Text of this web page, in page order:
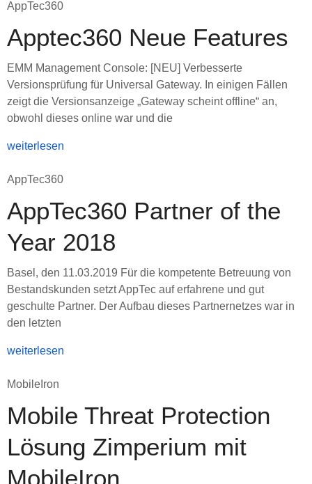
AppTec360
Apptec360 Neue Features
EMM Management Console: [NEU] Verbesserte
Versionsprüfung für Universal Gateway. In einigen Fällen
zeigt die Versionsanzeige „Gateway scheint offline“ an,
obwohl dieses online war und die
weiterlesen
AppTec360
AppTec360 Partner of the
Year 2018
Basel, den 11.03.2019 Für die kompetente Betreuung von
Bestandskunden setzt AppTec auf erfahrene und gut
geschulte Partner. Der Aufbau dieses Partnernetzes war in
den letzten
weiterlesen
MobileIron
Mobile Threat Protection
Lösung Zimperium mit
MobileIron